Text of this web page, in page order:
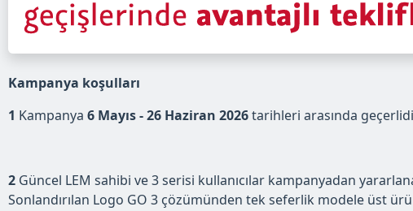
Kampanya koşulları
1 Kampanya 6 Mayıs - 26 Haziran 2026tarihleri arasında
2 Güncel LEM sahibi ve 3 serisi kullanıcılar kampanyadan
Sonlandırılan Logo GO 3 çözümünden tek seferlik modele üst